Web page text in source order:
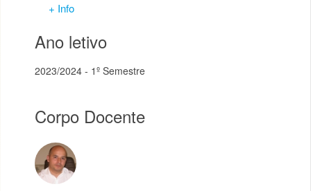
+ Info
Ano letivo
2023/2024 - 1º Semestre
Corpo Docente